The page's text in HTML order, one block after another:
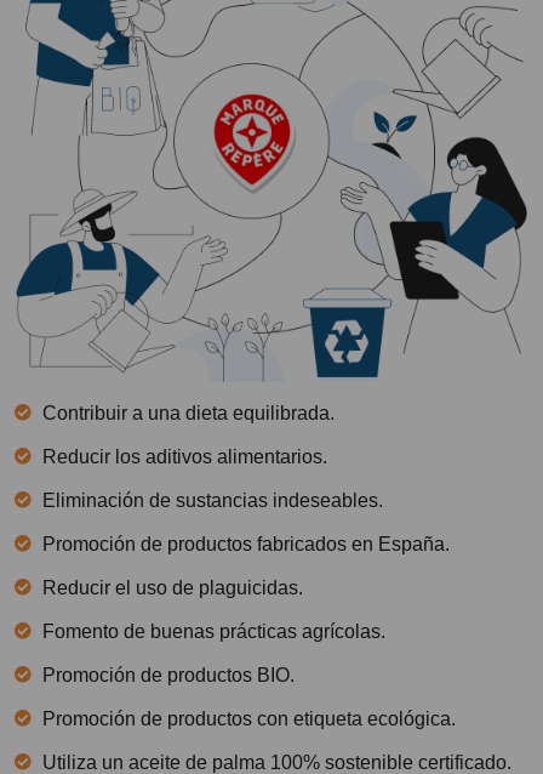
Contribuir a una dieta equilibrada.
Reducir los aditivos alimentarios.
Eliminación de sustancias indeseables.
Promoción de productos fabricados en España.
Reducir el uso de plaguicidas.
Fomento de buenas prácticas agrícolas.
Promoción de productos BIO.
Promoción de productos con etiqueta ecológica.
Utiliza un aceite de palma 100% sostenible certificado.